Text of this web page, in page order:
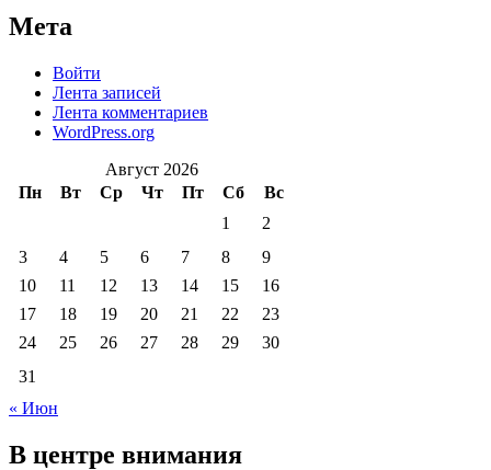
Мета
Войти
Лента записей
Лента комментариев
WordPress.org
Август 2026
Пн
Вт Ср Чт Пт Сб
Вс
1
2
3
4 5 6 7 8
9
10
11 12 13 14 15
16
17
18 19 20 21 22
23
24
25 26 27 28 29
30
31
« Июн
В центре внимания